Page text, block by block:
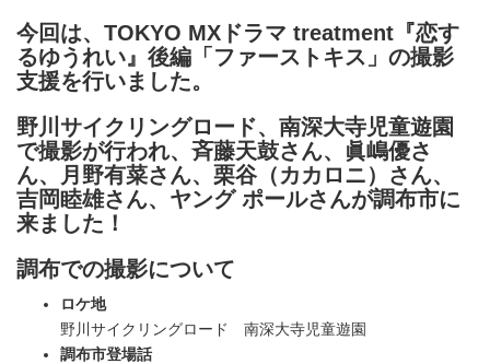
今回は、TOKYO MXドラマ treatment『恋す
るゆうれい』後編「ファーストキス」の撮影
支援を行いました。
野川サイクリングロード、南深大寺児童遊園
で撮影が行われ、斉藤天鼓さん、眞嶋優さ
ん、月野有菜さん、栗谷（カカロニ）さん、
吉岡睦雄さん、ヤング ポールさんが調布市に
来ました！
調布での撮影について
ロケ地
野川サイクリングロード 南深大寺児童遊園
調布市登場話